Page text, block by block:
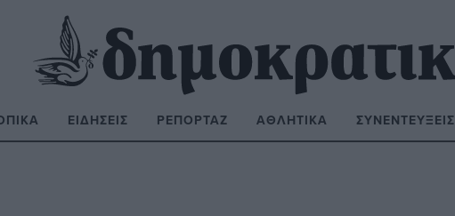
ΕΙΔΉΣΕΙΣ ΡΕΠΟΡΤΆΖ ΑΘΛΗΤΙΚΆ ΣΥΝΕΝΤΕΎΞΕΙΣ